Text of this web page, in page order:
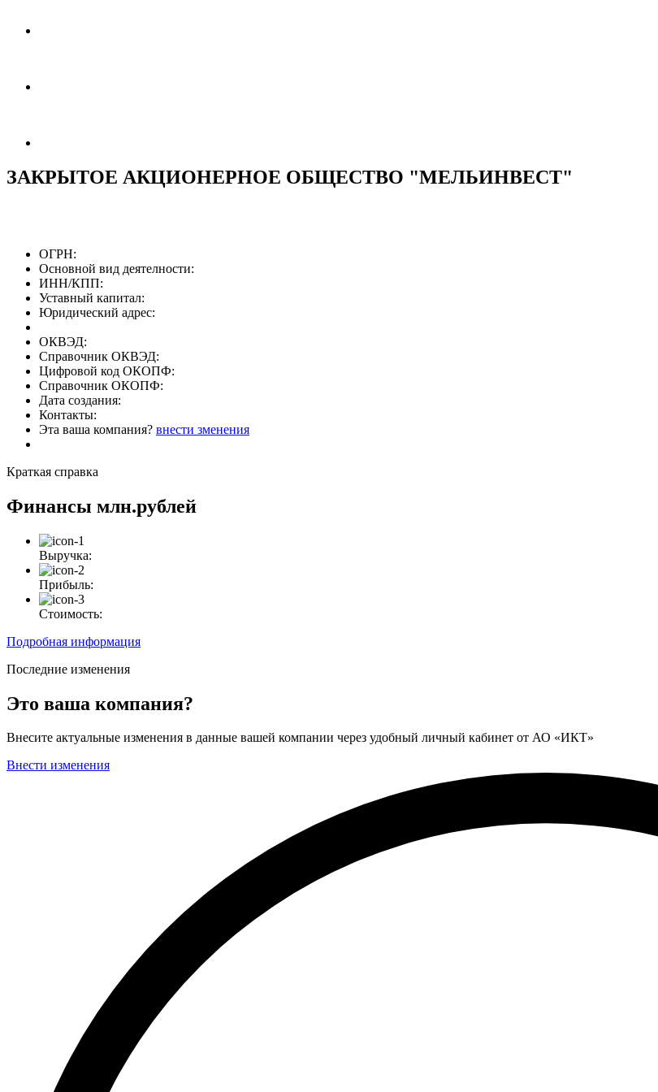
ЗАКРЫТОЕ АКЦИОНЕРНОЕ ОБЩЕСТВО "МЕЛЬИНВЕСТ"
ОГРН:
Основной вид деятелности:
ИНН/КПП:
Уставный капитал:
Юридический адрес:
ОКВЭД:
Справочник ОКВЭД:
Цифровой код ОКОПФ:
Справочник ОКОПФ:
Дата создания:
Контакты:
Эта ваша компания? внести зменения
Краткая справка
Финансы млн.рублей
Выручка:
Прибыль:
Стоимость:
Подробная информация
Последние изменения
Это ваша компания?
Внесите актуальные изменения в данные вашей компании через удобный личный кабинет от АО «ИКТ»
Внести изменения